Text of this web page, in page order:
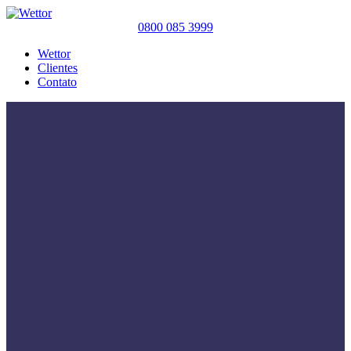
0800 085 3999
Wettor
Clientes
Contato